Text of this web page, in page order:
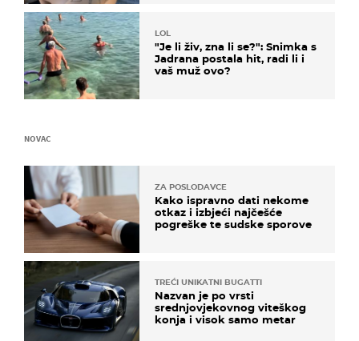
LOL
"Je li živ, zna li se?": Snimka s
Jadrana postala hit, radi li i
vaš muž ovo?
NOVAC
ZA POSLODAVCE
Kako ispravno dati nekome
otkaz i izbjeći najčešće
pogreške te sudske sporove
TREĆI UNIKATNI BUGATTI
Nazvan je po vrsti
srednjovjekovnog viteškog
konja i visok samo metar